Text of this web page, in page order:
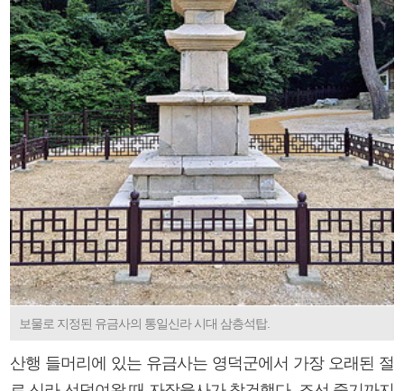
보물로 지정된 유금사의 통일신라 시대 삼층석탑.
산행 들머리에 있는 유금사는 영덕군에서 가장 오래된 절